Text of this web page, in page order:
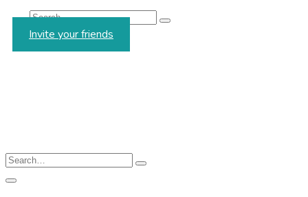
Invite your friends